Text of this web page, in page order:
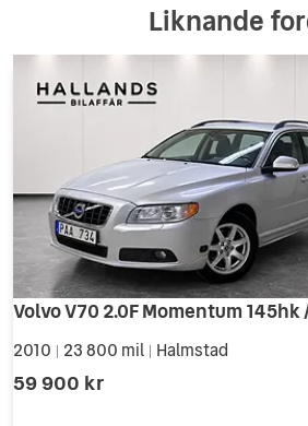
Liknande
2010 23 800 mil Halmstad
59 900 kr